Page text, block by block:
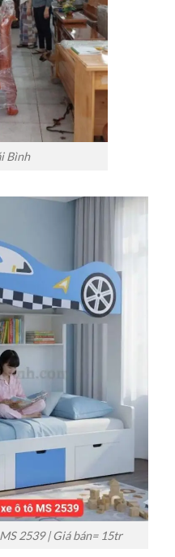
Bình
2539 | Giá bán= 15tr